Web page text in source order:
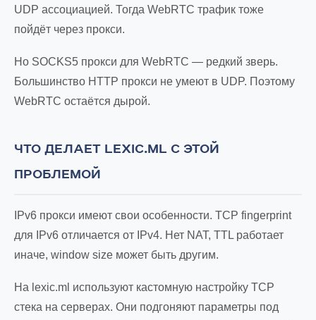
UDP ассоциацией. Тогда WebRTC трафик тоже
пойдёт через прокси.
Но SOCKS5 прокси для WebRTC — редкий зверь.
Большинство HTTP прокси не умеют в UDP. Поэтому
WebRTC остаётся дырой.
ЧТО ДЕЛАЕТ LEXIC.ML С ЭТОЙ
ПРОБЛЕМОЙ
IPv6 прокси имеют свои особенности. TCP fingerprint
для IPv6 отличается от IPv4. Нет NAT, TTL работает
иначе, window size может быть другим.
На lexic.ml используют кастомную настройку TCP
стека на серверах. Они подгоняют параметры под